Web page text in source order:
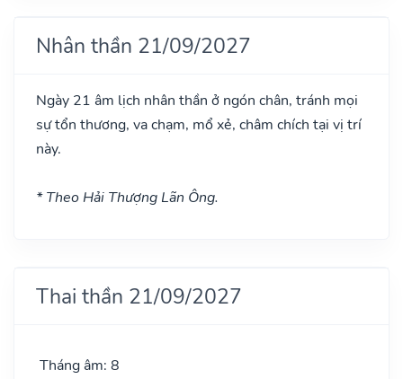
Nhân thần 21/09/2027
Ngày 21 âm lịch nhân thần ở ngón chân, tránh mọi
sự tổn thương, va chạm, mổ xẻ, châm chích tại vị trí
này.
* Theo Hải Thượng Lãn Ông.
Thai thần 21/09/2027
Tháng âm: 8